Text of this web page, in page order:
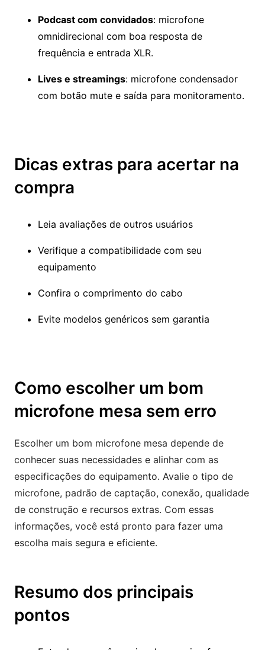
Podcast com convidados: microfone
omnidirecional com boa resposta de
frequência e entrada XLR.
Lives e streamings: microfone condensador
com botão mute e saída para monitoramento.
Dicas extras para acertar na
compra
Leia avaliações de outros usuários
Verifique a compatibilidade com seu
equipamento
Confira o comprimento do cabo
Evite modelos genéricos sem garantia
Como escolher um bom
microfone mesa sem erro
Escolher um bom microfone mesa depende de
conhecer suas necessidades e alinhar com as
especificações do equipamento. Avalie o tipo de
microfone, padrão de captação, conexão, qualidade
de construção e recursos extras. Com essas
informações, você está pronto para fazer uma
escolha mais segura e eficiente.
Resumo dos principais
pontos